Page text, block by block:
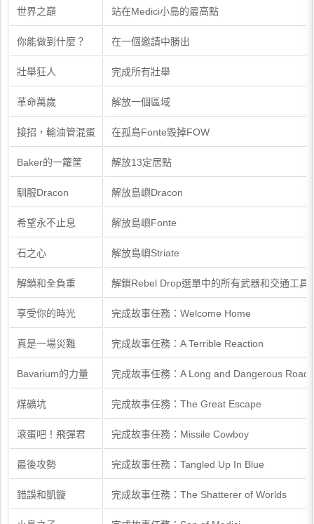
世界之巔 站在Medici小島的最高點
你能做到什麼？ 在一個邀請中勝出
壯舉狂人 完成所有壯舉
革命萬歲 解放一個區域
接招，輸油管混蛋 在孤島Fonte毀掉FOW
Baker的一籮筐 解放13定居點
馴服Dracon 解放島嶼Dracon
希望永不止息 解放島嶼Fonte
石之心 解放島嶼Striate
解鎖和全負重 解鎖Rebel Drop選單中的所有武器和交通工具
享受你的時光 完成故事任務：Welcome Home
真是一場災難 完成故事任務：A Terrible Reaction
Bavarium的力量 完成故事任務：A Long and Dangerous Road
煤礦坑 完成故事任務：The Great Escape
滾蛋吧！飛彈君 完成故事任務：Missile Cowboy
最後攻勢 完成故事任務：Tangled Up In Blue
錯誤和凱鏇 完成故事任務：The Shatterer of Worlds